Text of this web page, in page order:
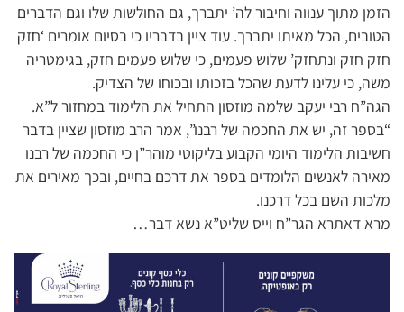
הזמן מתוך ענווה וחיבור לה’ יתברך, גם החולשות שלו וגם הדברים
הטובים, הכל מאיתו יתברך. עוד ציין בדבריו כי בסיום אומרים ‘חזק
חזק חזק ונתחזק’ שלוש פעמים, כי שלוש פעמים חזק, בגימטריה
משה, כי עלינו לדעת שהכל בזכותו ובכוחו של הצדיק.
הגה”ח רבי יעקב שלמה מוזסון התחיל את הלימוד במחזור ל”א.
“בספר זה, יש את החכמה של רבנו”, אמר הרב מוזסון שציין בדבר
חשיבות הלימוד היומי הקבוע בליקוטי מוהר”ן כי החכמה של רבנו
מאירה לאנשים הלומדים בספר את דרכם בחיים, ובכך מאירים את
מלכות השם בכל דרכנו.
מרא דאתרא הגר”ח וייס שליט”א נשא דבר…